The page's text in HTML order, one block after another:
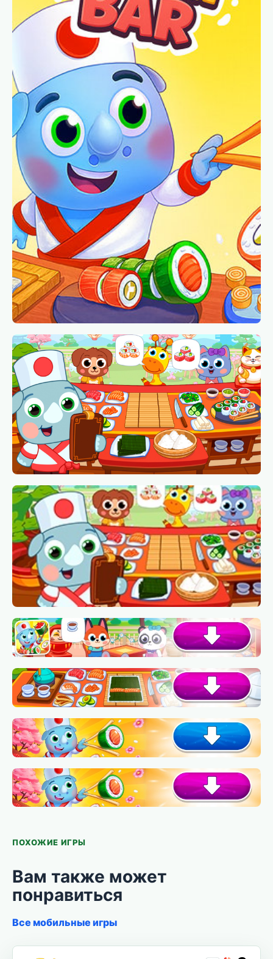
ПОХОЖИЕ ИГРЫ
Вам также может
понравиться
Все мобильные игры